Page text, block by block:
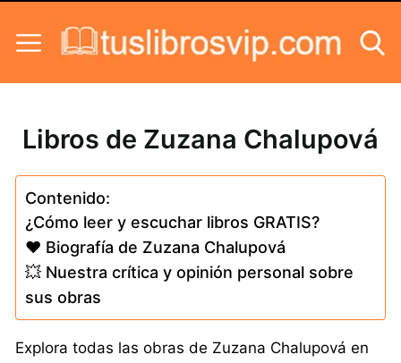
Libros de Zuzana Chalupová
Contenido:
¿Cómo leer y escuchar libros GRATIS?
❤️ Biografía de Zuzana Chalupová
💥 Nuestra crítica y opinión personal sobre
sus obras
Explora todas las obras de Zuzana Chalupová en